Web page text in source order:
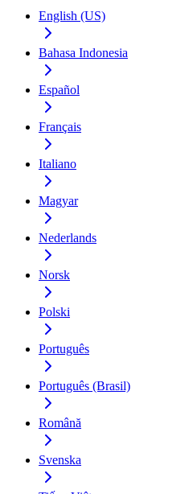
English (US)
Bahasa Indonesia
Español
Français
Italiano
Magyar
Nederlands
Norsk
Polski
Português
Português (Brasil)
Română
Svenska